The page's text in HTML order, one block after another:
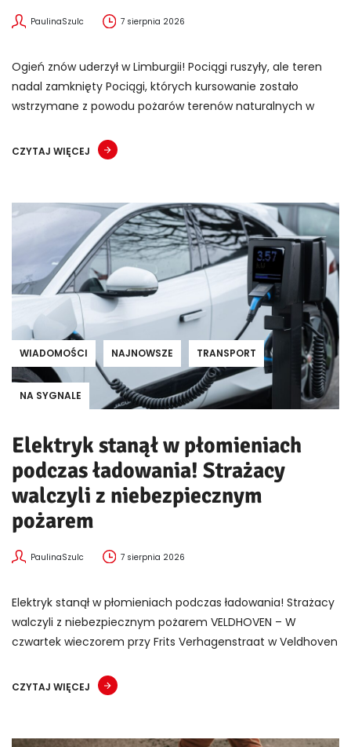
PaulinaSzulc 7 sierpnia 2026
Ogień znów uderzył w Limburgii! Pociągi ruszyły, ale teren
nadal zamknięty Pociągi, których kursowanie zostało
wstrzymane z powodu pożarów terenów naturalnych w
CZYTAJ WIĘCEJ
WIADOMOŚCI NAJNOWSZE TRANSPORT
NA SYGNALE
Elektryk stanął w płomieniach
podczas ładowania! Strażacy
walczyli z niebezpiecznym
pożarem
PaulinaSzulc 7 sierpnia 2026
Elektryk stanął w płomieniach podczas ładowania! Strażacy
walczyli z niebezpiecznym pożarem VELDHOVEN – W
czwartek wieczorem przy Frits Verhagenstraat w Veldhoven
CZYTAJ WIĘCEJ